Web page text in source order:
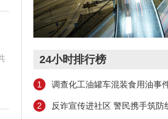
24小时排行榜
1
调查化工油罐车混装食用油事
2
反诈宣传进社区 警民携手筑防